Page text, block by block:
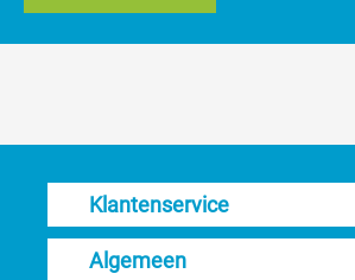
Klantenservice
Algemeen